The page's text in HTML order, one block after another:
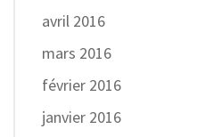
avril 2016
mars 2016
février 2016
janvier 2016